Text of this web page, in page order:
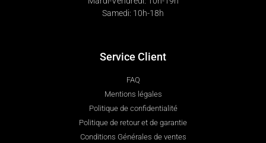
Samedi: 10h-18h
Service Client
FAQ
Mentions légales
Politique de confidentialité
Politique de retour et de garantie
Conditions Générales de ventes